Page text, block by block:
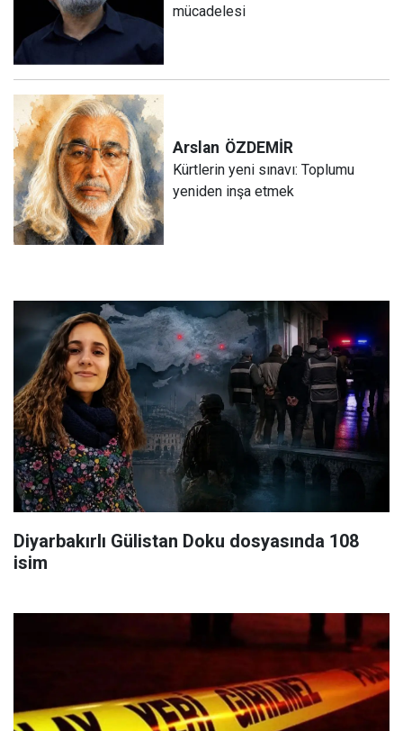
mücadelesi
Arslan ÖZDEMİR
Kürtlerin yeni sınavı: Toplumu
yeniden inşa etmek
Diyarbakırlı Gülistan Doku dosyasında 108
isim